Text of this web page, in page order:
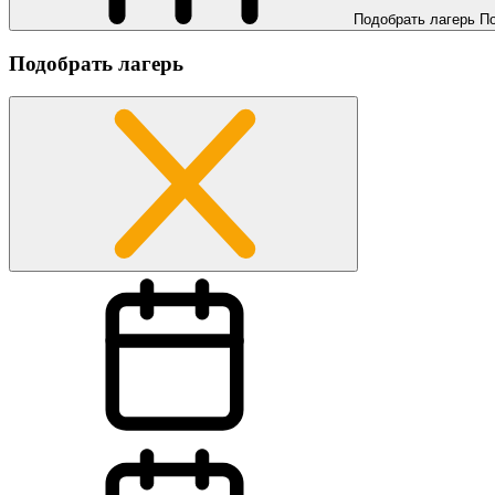
Подобрать лагерь
Подобрать лагерь